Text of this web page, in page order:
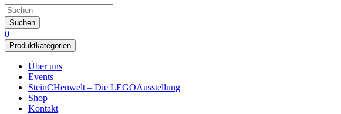
Suchen
0
Produktkategorien
Über uns
Events
SteinCHenwelt – Die LEGOAusstellung
Shop
Kontakt